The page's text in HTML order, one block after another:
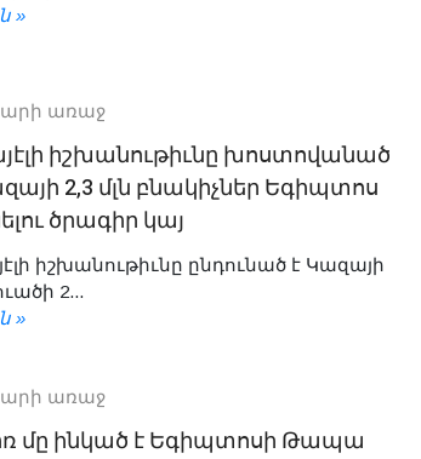
»
առաջ
իշխանութիւնը խոստովանած
2,3 մլն բնակիչներ Եգիպտոս
ծրագիր կայ
իշխանութիւնը ընդունած է Կազայի
2...
»
առաջ
մը ինկած է Եգիպտոսի Թապա